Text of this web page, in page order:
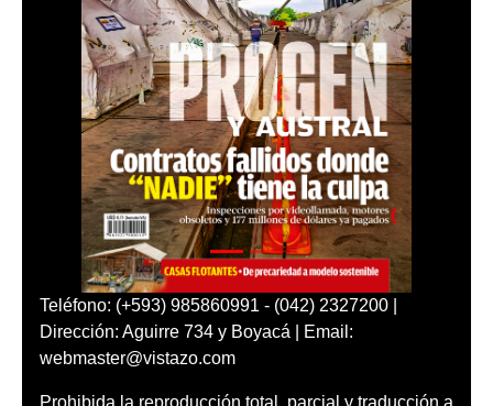
Teléfono: (+593) 985860991 - (042) 2327200 |
Dirección: Aguirre 734 y Boyacá | Email:
webmaster@vistazo.com